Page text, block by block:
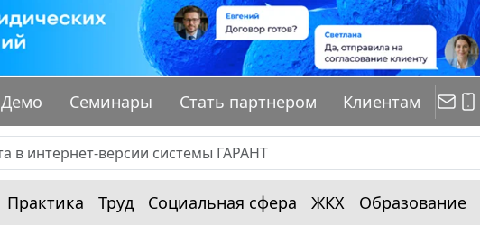
Демо Семинары Стать партнером Клиентам
Практика Труд Социальная сфера ЖКХ Образование